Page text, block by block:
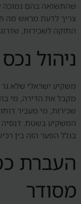
שהתשואה בהם נמוכה
צריך לדעת מראש מה
החזקה לשכירות,
ניהול
משקיע ישראלי שלא גר
מקבל את הדירה, מי
שכירות, מי מעביר
המשקיע בשטח. דנסיה
בגלל הפער הזה בין
העברת
מסודר